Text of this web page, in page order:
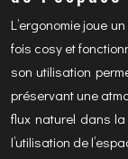
L’ergonomie joue
fois cosy et
son utilisation
préservant une
flux naturel dans
l’utilisation de